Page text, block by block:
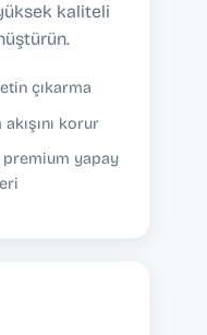
kaliteli
çıkarma
akışını korur
premium yapay